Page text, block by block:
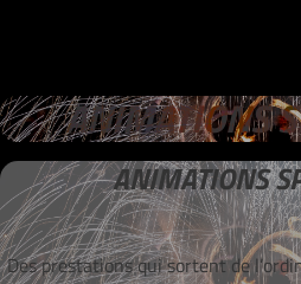
ANIMATIONS
ANIMATIONS
Des prestations qui sortent de